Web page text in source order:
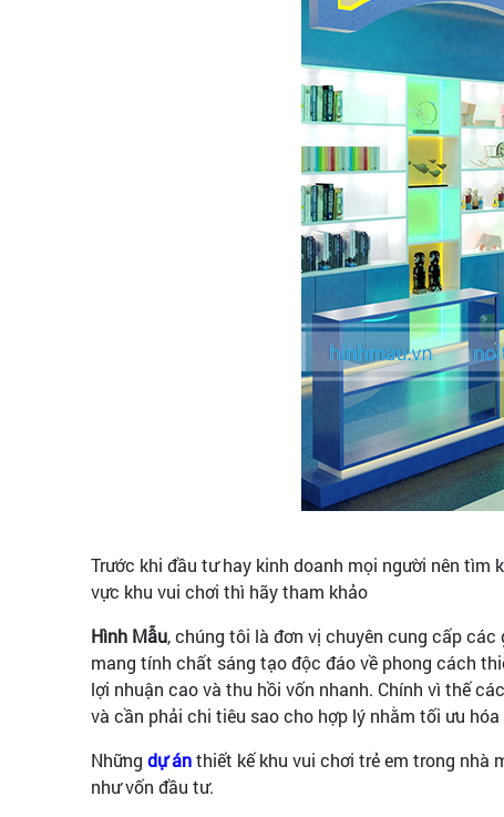
Trước khi đầu tư hay kinh doanh mọi người nên tìm
vực khu vui chơi thì hãy tham khảo
Hình Mẫu, chúng tôi là đơn vị chuyên cung cấp các
mang tính chất sáng tạo độc đáo về phong cách
lợi nhuận cao và thu hồi vốn nhanh. Chính vì thế
và cần phải chi tiêu sao cho hợp lý nhằm tối ưu hóa
Những dự ánthiết kế khu vui chơi trẻ em trong nhà
như vốn đầu tư.